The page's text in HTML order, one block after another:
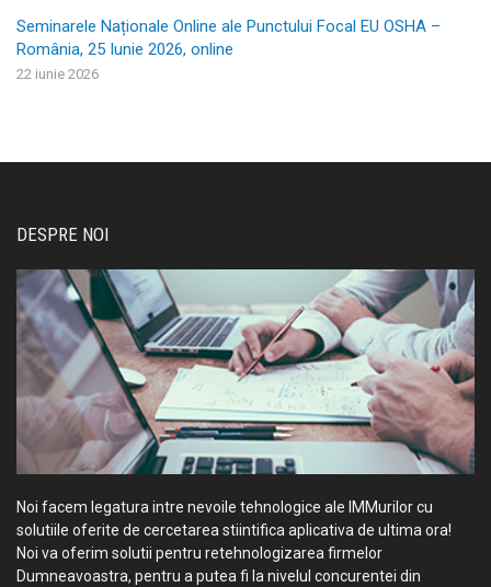
Seminarele Naționale Online ale Punctului Focal EU OSHA –
România, 25 Iunie 2026, online
22 iunie 2026
DESPRE NOI
Noi facem legatura intre nevoile tehnologice ale IMMurilor cu
solutiile oferite de cercetarea stiintifica aplicativa de ultima ora!
Noi va oferim solutii pentru retehnologizarea firmelor
Dumneavoastra, pentru a putea fi la nivelul concurentei din